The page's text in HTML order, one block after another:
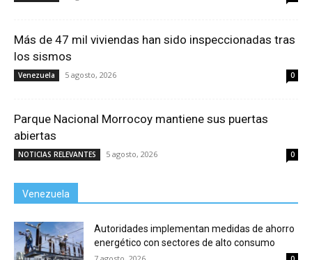
Más de 47 mil viviendas han sido inspeccionadas tras
los sismos
Venezuela 5 agosto, 2026 0
Parque Nacional Morrocoy mantiene sus puertas
abiertas
NOTICIAS RELEVANTES 5 agosto, 2026 0
Venezuela
Autoridades implementan medidas de ahorro
energético con sectores de alto consumo